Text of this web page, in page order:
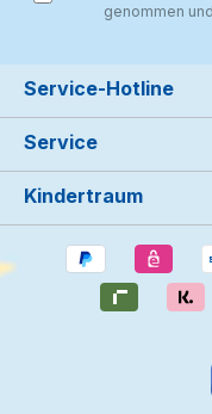
genommen
Service-Hotline
Service
Kindertraum